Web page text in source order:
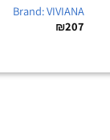
Brand: VIVIANA
₪207